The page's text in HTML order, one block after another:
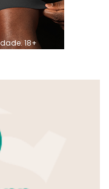
18+